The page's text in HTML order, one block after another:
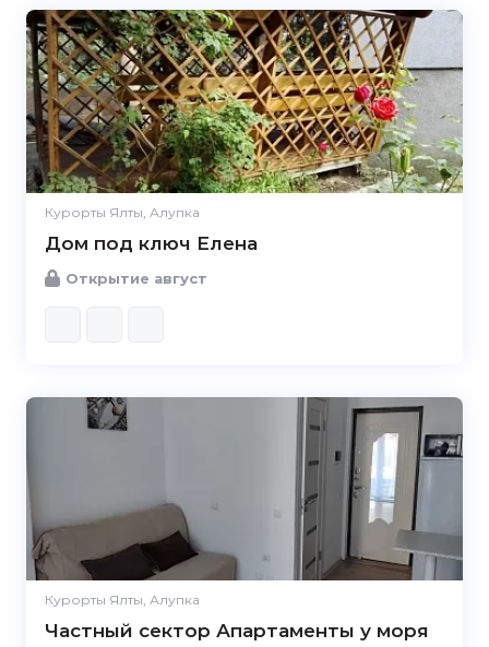
Курорты Ялты, Алупка
Дом под ключ Елена
Открытие август
Курорты Ялты, Алупка
Частный сектор Апартаменты у моря